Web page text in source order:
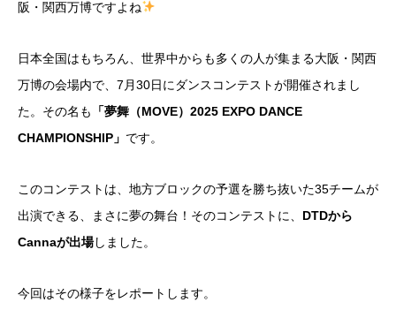
阪・関西万博ですよね
日本全国はもちろん、世界中からも多くの人が集まる大阪・関西
万博の会場内で、7月30日にダンスコンテストが開催されまし
た。その名も
「夢舞（MOVE）2025 EXPO DANCE
CHAMPIONSHIP」 です。
このコンテストは、地方ブロックの予選を勝ち抜いた35チームが
出演できる、まさに夢の舞台！そのコンテストに、 DTDから
Cannaが出場しました。
今回はその様子をレポートします。